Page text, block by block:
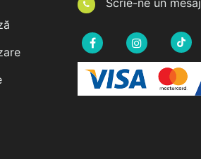
Scrie-ne un mesaj